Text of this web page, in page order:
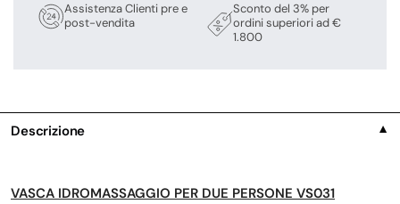
Assistenza Clienti pre e
post-vendita
Sconto del 3% per
ordini superiori ad €
1.800
Descrizione ▼
VASCA IDROMASSAGGIO PER DUE PERSONE VS031